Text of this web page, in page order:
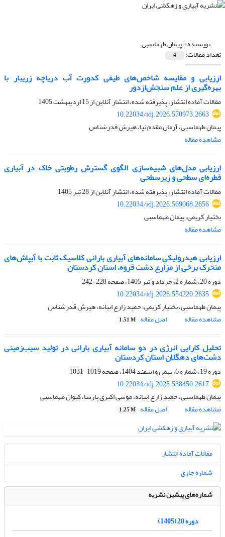
نویسنده =پیمان طهماسبی
تعداد مقالات: 4
ارزیابی و مقایسه شاخص‌های طیفی کدورت آب دریاچه زریبار با
بهره‌گیری از علم سنجش‌‌ازدور
مقالات آماده انتشار، پذیرفته شده، انتشار آنلاین از15 اردیبهشت 1405
10.22034/idj.2026.570973.2663
پیمان طهماسبی، آرمان مقدم نیا، هیرش قدرشناس
مشاهده مقاله
ارزیابی مدل‌های شبیه‌سازی الگوی گسترش رطوبتی خاک در آبیاری
قطره‌ای سطحی و زیرسطحی
مقالات آماده انتشار، پذیرفته شده، انتشار آنلاین از28 تیر 1405
10.22034/idj.2026.569068.2656
بختیار کریمی، پیمان طهماسبی
مشاهده مقاله
ارزیابی هیدرولیکی سامانه‌های آبیاری بارانی کلاسیک ثابت با آبپاش‌های
متحرک برخی از مزارع دشت قروه، استان کردستان
دوره 20، شماره 2، خرداد و تیر 1405، صفحه
228-242
10.22034/idj.2026.554220.2635
پیمان طهماسبی، بختیار کریمی، حمید زارع ابیانه، هیرش قدرشناس
مشاهده مقاله
اصل مقاله 1.51 M
تحلیل کارایی انرژی در دو سامانه آبیاری بارانی در تولید سیب‌زمینی
دشت‌های دهگلان استان کردستان
دوره 19، شماره 6، بهمن و اسفند 1404، صفحه
1019-1031
10.22034/idj.2025.538450.2617
پیمان طهماسبی، حمید زارع ابیانه، موسی اکبری پارسا، کیوان طهماسبی
مشاهده مقاله
اصل مقاله 1.25 M
مقالات آماده انتشار
شماره جاری
شماره‌های پیشین نشریه
دوره 20 (1405)